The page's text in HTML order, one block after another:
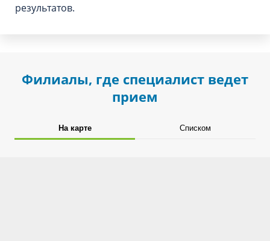
результатов.
Филиалы, где специалист ведет
прием
На карте Списком